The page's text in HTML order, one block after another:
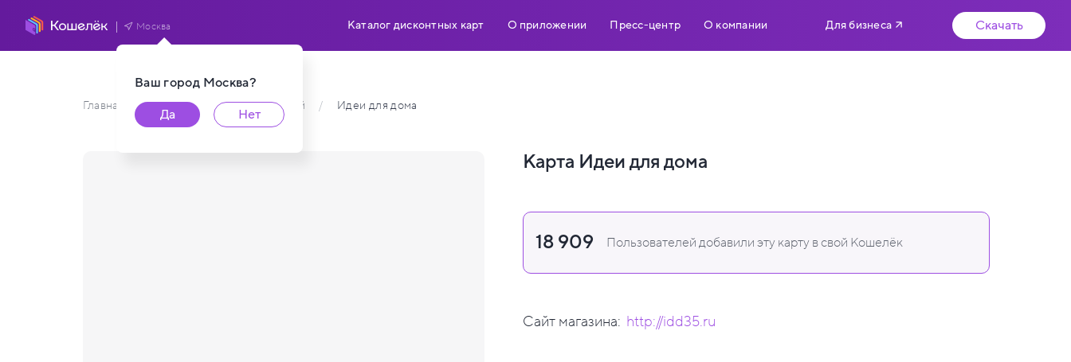
Ваш город Москва?
Да
Нет
Москва Каталог дисконтных карт О приложении Пресс-центр О компании Для бизнеса Скачать
Главная / Каталог карт пользователей / Идеи для дома
Карта Идеи для дома
18 909 Пользователей добавили эту карту в свой Кошелёк
Сайт магазина: http://idd35.ru